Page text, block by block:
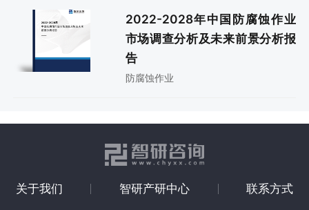
2022-2028年中国防腐蚀作业
市场调查分析及未来前景分析报
告
防腐蚀作业
关于我们 智研产研中心 联系方式